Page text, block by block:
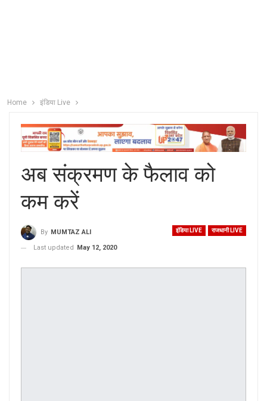
Home इंडिया Live
अब संक्रमण के फैलाव को
कम करें
इंडिया LIVE राजधानी LIVE
By MUMTAZ ALI
Last updated
May 12, 2020